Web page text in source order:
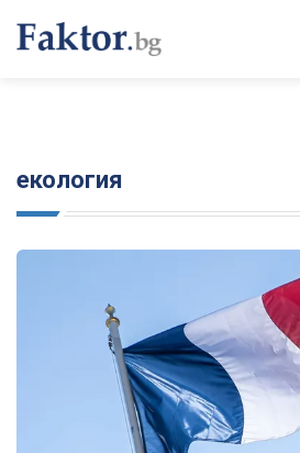
екология